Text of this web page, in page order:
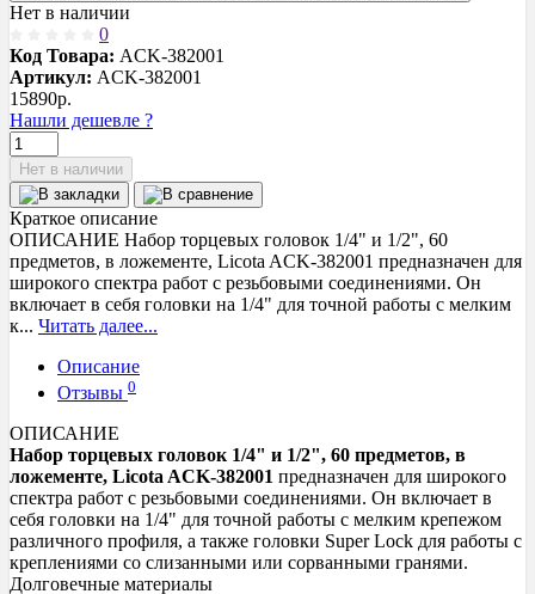
Нет в наличии
0
Код Товара: ACK-382001
Артикул: ACK-382001
15890р.
Нашли дешевле ?
Нет в наличии
Краткое описание
ОПИСАНИЕ Набор торцевых головок 1/4" и 1/2", 60
предметов, в ложементе, Licota ACK-382001 предназначен для
широкого спектра работ с резьбовыми соединениями. Он
включает в себя головки на 1/4" для точной работы с мелким
к... Читать далее...
Описание
Отзывы 0
ОПИСАНИЕ
Набор торцевых головок 1/4" и 1/2", 60 предметов, в
ложементе, Licota ACK-382001 предназначен для широкого
спектра работ с резьбовыми соединениями. Он включает в
себя головки на 1/4" для точной работы с мелким крепежом
различного профиля, а также головки Super Lock для работы с
креплениями со слизанными или сорванными гранями.
Долговечные материалы